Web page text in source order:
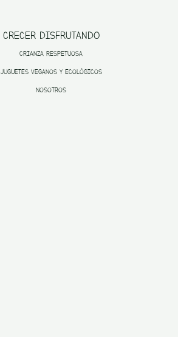
CRECER DISFRUTANDO
CRIANZA RESPETUOSA
JUGUETES VEGANOS Y ECOLÓGICOS
NOSOTROS